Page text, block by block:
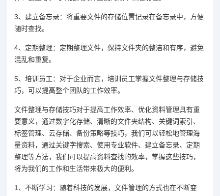
3、建立备忘录：将重要文件的存储位置记录在备忘录中，方便
随时查找。
4、定期整理：定期整理文件，保持文件夹的整洁和有序，避免
混乱和重复。
5、培训员工：对于企业而言，培训员工掌握文件整理与存储技
巧，可以提高整个团队的工作效率。
文件整理与存储技巧对于提高工作效率、优化资料管理具有重
要意义，通过数字化存储、清晰的文件夹结构、关键词索引、
标签管理、云存储、备份策略等技巧，我们可以轻松地管理海
量资料，通过关键字搜索、使用专业软件、建立备忘录、定期
整理等方法，我们可以提高资料查找的效率，掌握这些技巧，
将为我们的工作和生活带来极大的便利。
1、不断学习：随着科技的发展，文件管理的方式也在不断变